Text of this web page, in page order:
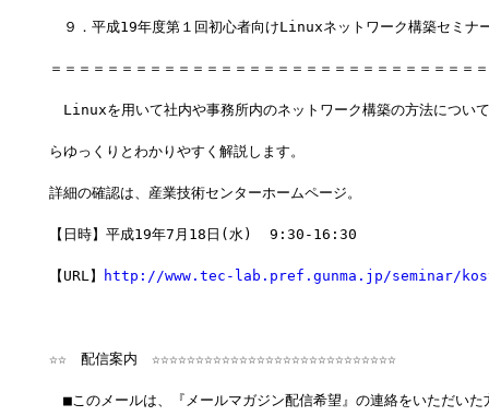
９．平成19年度第１回初心者向けLinuxネットワーク構築セミナ
＝＝＝＝＝＝＝＝＝＝＝＝＝＝＝＝＝＝＝＝＝＝＝＝＝＝＝＝＝＝
Linuxを用いて社内や事務所内のネットワーク構築の方法につい
らゆっくりとわかりやすく解説します。
詳細の確認は、産業技術センターホームページ。
【日時】平成19年7月18日(水)  9:30-16:30
【URL】 http://www.tec-lab.pref.gunma.jp/seminar/
☆☆　配信案内　☆☆☆☆☆☆☆☆☆☆☆☆☆☆☆☆☆☆☆☆☆☆☆☆☆☆☆☆
■このメールは、『メールマガジン配信希望』の連絡をいただいた